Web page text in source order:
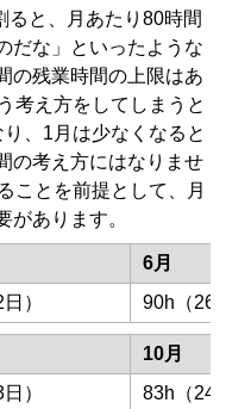
ると、月あたり80時間
だな」といったような
の残業時間の上限はあ
考え方をしてしまうと
、1月は少なくなると
の考え方にはなりませ
ことを前提として、月
があります。
6月
） 90h（26
10月
） 83h（24